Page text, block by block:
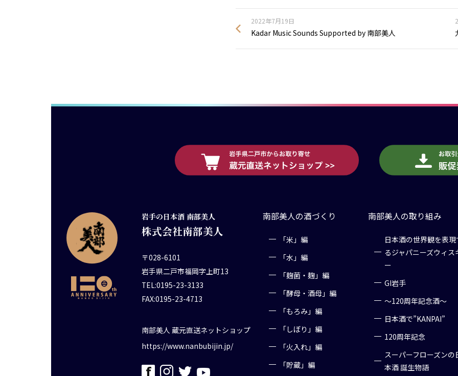
2022年7月19日
Kadar Music Sounds Supported by 南部美人
岩手の日本酒 南部美人
株式会社南部美人
〒028-6101
岩手県二戸市福岡字上町13
TEL:0195-23-3133
FAX:0195-23-4713
南部美人 蔵元直送ネットショップ
https://www.nanbubijin.jp/
南部美人の酒づくり
「米」編
「水」編
「麹菌・麹」編
「酵母・酒母」編
「もろみ」編
「しぼり」編
「火入れ」編
「貯蔵」編
南部美人の取り組み
日本酒の世界観を表現
るジャパニーズウィス
ー
GI岩手
～120周年記念酒～
日本酒で”KANPAI”
120周年記念
スーパーフローズンの
本酒 誕生物語